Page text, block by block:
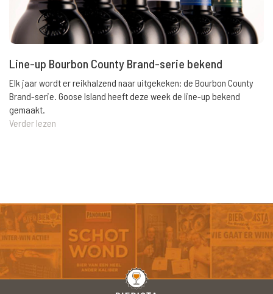
Line-up Bourbon County Brand-serie bekend
Elk jaar wordt er reikhalzend naar uitgekeken: de Bourbon County
Brand-serie. Goose Island heeft deze week de line-up bekend
gemaakt.
Verder lezen